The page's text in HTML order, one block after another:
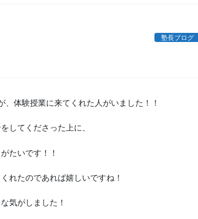
塾長ブログ
体験授業に来てくれた人がいました！！
してくださった上に、
たいです！！
れたのであれば嬉しいですね！
気がしました！